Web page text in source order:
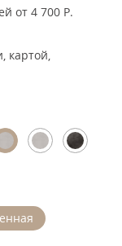
от 4 700 Р.
картой,